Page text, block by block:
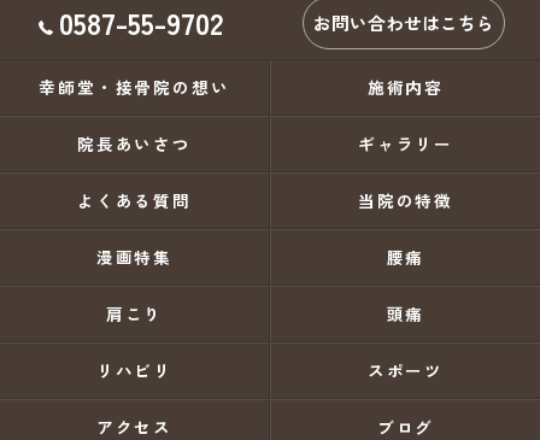
0587-55-9702 お問い合わせはこちら
幸師堂・接骨院の想い 施術内容
院長あいさつ ギャラリー
よくある質問 当院の特徴
漫画特集 腰痛
肩こり 頭痛
リハビリ スポーツ
アクセス ブログ